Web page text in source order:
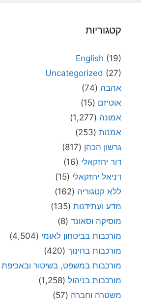
קטגוריות
English (19)
Uncategorized (27)
אהבה (74)
אוטיזם (15)
אמונה (1,277)
אמנות (253)
גרשון הכהן (817)
דור יחזקאלי (16)
דניאל יחזקאלי (15)
ללא קטגוריה (162)
מדע ועתידנות (135)
מוסיקה וסאונד (8)
מורכבות בביטחון לאומי (4,504)
מורכבות בחינוך (420)
מורכבות במשפט, בשיטור ובאכיפת
מורכבות בניהול (1,258)
משטרה וחברה (57)